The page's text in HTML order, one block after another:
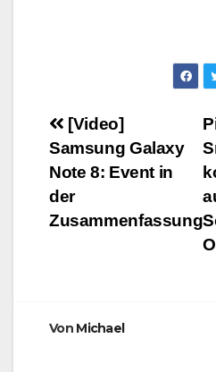
[Video]
Samsung Galaxy
Note 8: Event in
der
Zusammenfassung
Von Michael